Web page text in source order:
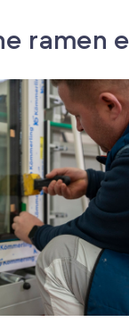
ramen